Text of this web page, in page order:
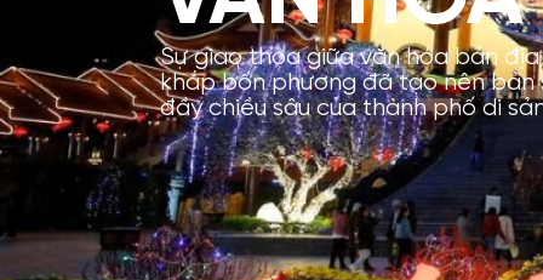
Sự giao thoa giữa văn hóa bản
khắp bốn phương đã tạo nên
đầy chiều sâu của thành phố di